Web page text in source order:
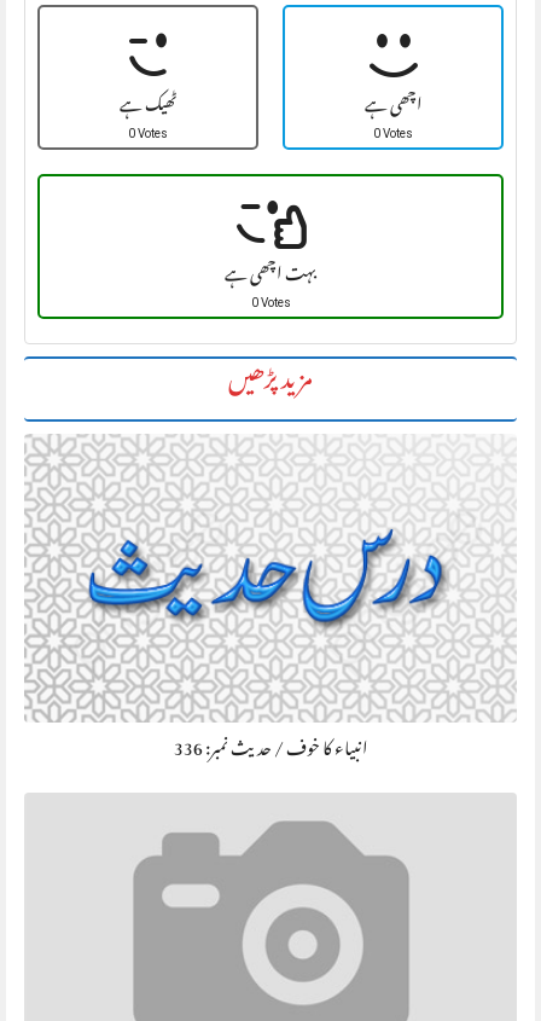
ٹھیک ہے
0 Votes اچھی ہے
0 Votes
بہت اچھی ہے
0 Votes
مزید پڑھیں
انبیاء کا خوف / حديث نمبر: 336